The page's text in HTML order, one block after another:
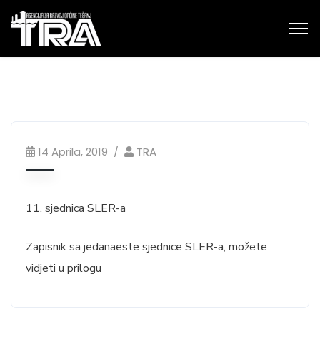
14 Aprila, 2019 TRA
11. sjednica SLER-a
Zapisnik sa jedanaeste sjednice SLER-a, možete
vidjeti u prilogu